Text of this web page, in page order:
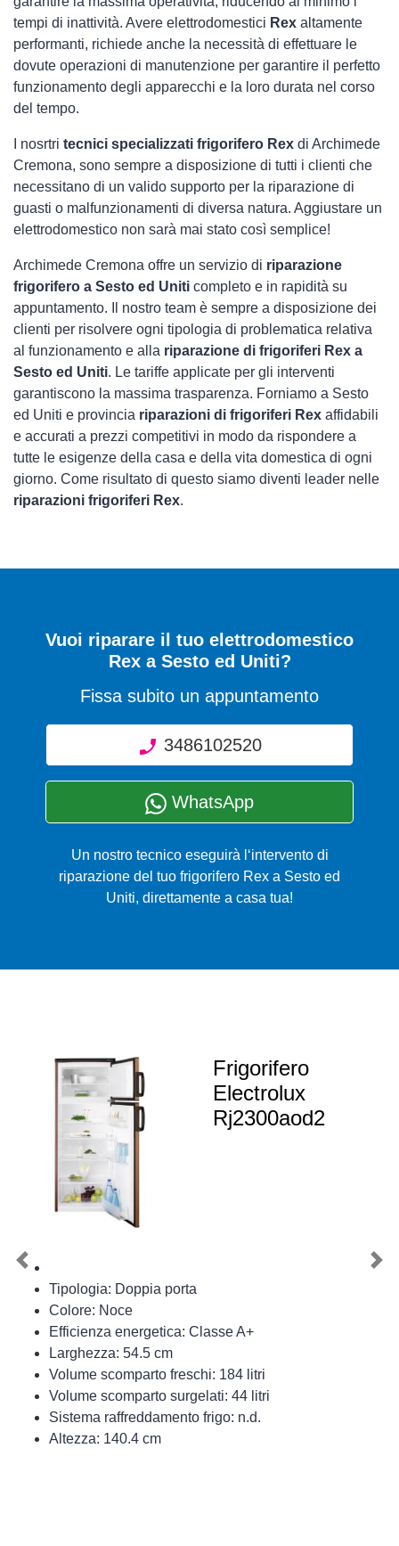
tempi di inattività. Avere elettrodomestici Rex altamente
performanti, richiede anche la necessità di effettuare le
dovute operazioni di manutenzione per garantire il perfetto
funzionamento degli apparecchi e la loro durata nel corso
del tempo.
I nosrtri tecnici specializzati frigorifero Rex di Archimede
Cremona, sono sempre a disposizione di tutti i clienti che
necessitano di un valido supporto per la riparazione di
guasti o malfunzionamenti di diversa natura. Aggiustare un
elettrodomestico non sarà mai stato così semplice!
Archimede Cremona offre un servizio di riparazione
frigorifero a Sesto ed Uniti completo e in rapidità su
appuntamento. Il nostro team è sempre a disposizione dei
clienti per risolvere ogni tipologia di problematica relativa
al funzionamento e alla riparazione di frigoriferi Rex a
Sesto ed Uniti. Le tariffe applicate per gli interventi
garantiscono la massima trasparenza. Forniamo a Sesto
ed Uniti e provincia riparazioni di frigoriferi Rex affidabili
e accurati a prezzi competitivi in modo da rispondere a
tutte le esigenze della casa e della vita domestica di ogni
giorno. Come risultato di questo siamo diventi leader nelle
riparazioni frigoriferi Rex.
Vuoi riparare il tuo elettrodomestico
Rex a Sesto ed Uniti?
Fissa subito un appuntamento
3486102520
WhatsApp
Un nostro tecnico eseguirà l‘intervento di
riparazione del tuo frigorifero Rex a Sesto ed
Uniti, direttamente a casa tua!
Frigorifero
Electrolux
Rj2300aod2
Tipologia: Doppia porta
Colore: Noce
Efficienza energetica: Classe A+
Larghezza: 54.5 cm
Volume scomparto freschi: 184 litri
Volume scomparto surgelati: 44 litri
Sistema raffreddamento frigo: n.d.
Altezza: 140.4 cm
Previous